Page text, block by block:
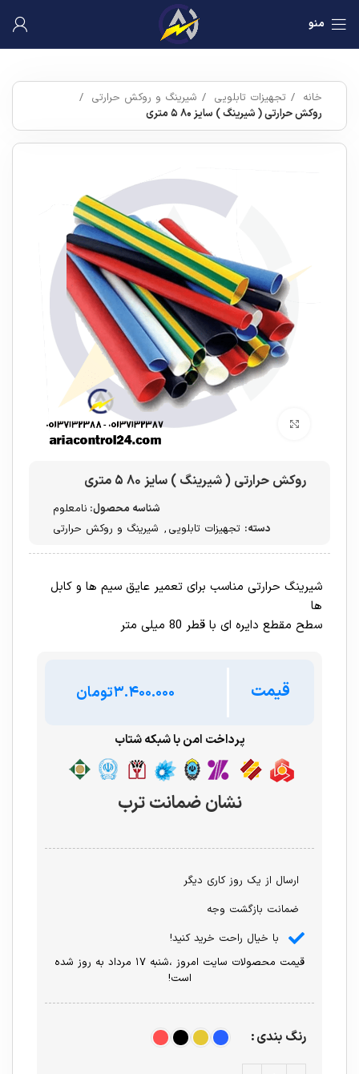
منو
خانه تجهیزات تابلویی
شیرینگ و روکش حرارتی
روکش حرارتی ( شیرینگ ) سایز ۸۰ ۵ متری
برای بزرگنمایی کلیک کنید
روکش حرارتی ( شیرینگ ) سایز ۸۰ ۵ متری
شناسه محصول: نامعلوم
دسته: تجهیزات تابلویی , شیرینگ و روکش حرارتی
شیرینگ حرارتی مناسب برای تعمیر عایق سیم ها و کابل
ها
سطح مقطع دایره ای با قطر 80 میلی متر
قیمت تومان
پرداخت امن با شبکه شتاب
نشان ضمانت ترب
ارسال از یک روز کاری دیگر
ضمانت بازگشت وجه
با خیال راحت خرید کنید!
قیمت محصولات سایت امروز ،شنبه ۱۷ مرداد به روز شده
است!
رنگ بندی